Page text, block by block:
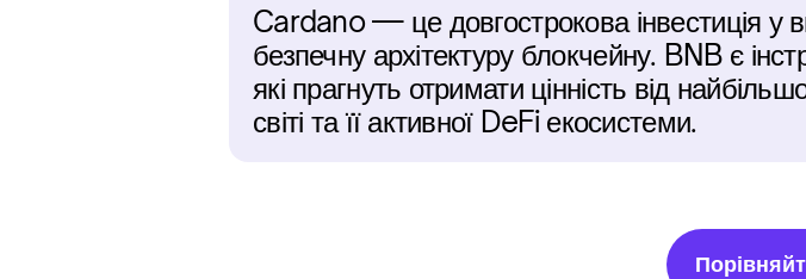
Cardano — це довгострокова інвестиція у
безпечну архітектуру блокчейну. BNB є
які прагнуть отримати цінність від
світі та її активної DeFi екосистеми.